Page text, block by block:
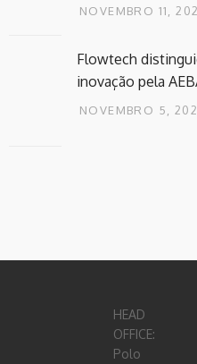
NOVEMBRO 11,
Flowtech
inovação pela
NOVEMBRO 5,
HEAD
OFFICE:
Polo